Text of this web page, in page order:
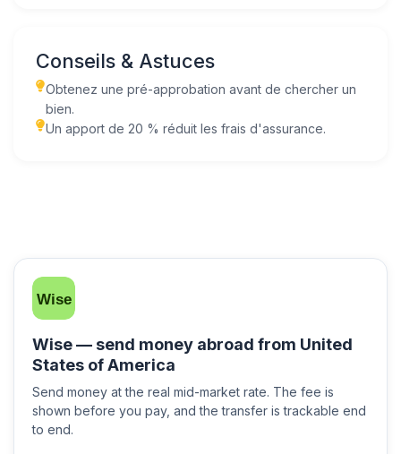
Conseils & Astuces
Obtenez une pré-approbation avant de chercher un
bien.
Un apport de 20 % réduit les frais d'assurance.
Wise — send money abroad from United
States of America
Send money at the real mid-market rate. The fee is
shown before you pay, and the transfer is trackable end
to end.